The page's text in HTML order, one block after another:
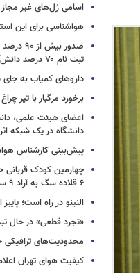
اسامی ژل‌های غیر
هواشناسی برای این
صدور
ثبت نام ۷۰ درصد دانش‌آموزان متوسطه اول
داروهای کمیاب به جای
برخورد مرگبار با تیر
اعضای هیئت علمی،
دانشگاه در یک شبکه‌
پیش‌بینی کارشناس
چهارمین کودک
۶ قلاده سگ به آراد ۹ ساله
النینو در راه است؛
«تجرد قطعی» در حال
محدودیت‌های
کیفیت هوای تهران